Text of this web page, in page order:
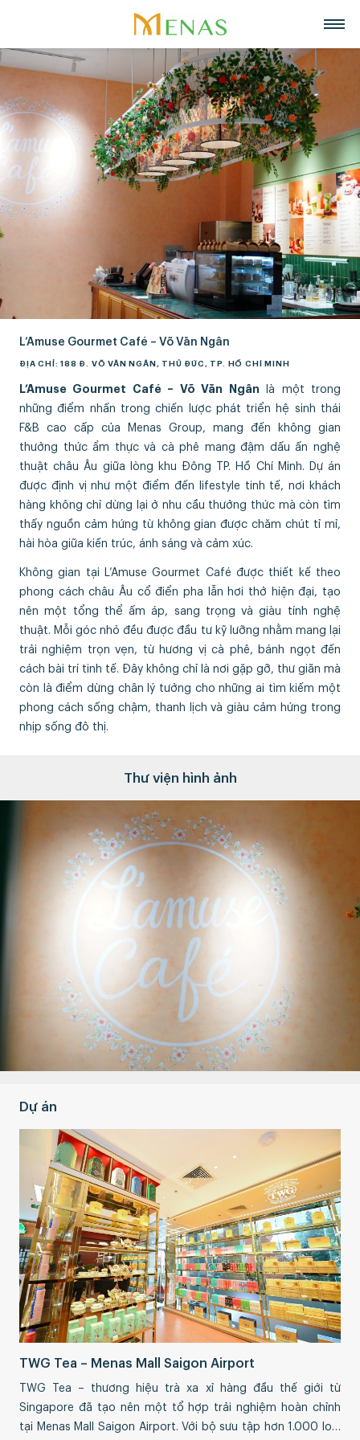
Trang chủ
Về chúng tôi
Về Menas Group
Tầm nhìn, sứ mệnh, giá trị cốt lõi
Menas & Cam Kết ESG
Trách nhiệm xã hội
Giải thưởng
Dự án tiêu biểu
Lĩnh vực hoạt động
Siêu thị
Bán lẻ
Mỹ phẩm & Nước hoa
Quản lý tài sản
Khách sạn & Nghỉ dưỡng
Tin tức & Sự kiện
Tuyển dụng
Trở thành đối tác
Liên hệ
English
中文
L’Amuse Gourmet Café – Võ Văn Ngân
ĐỊA CHỈ: 188 Đ. VÕ VĂN NGÂN, THỦ ĐỨC, TP. HỒ CHÍ MINH
L’Amuse Gourmet Café – Võ Văn Ngân là một trong
những điểm nhấn trong chiến lược phát triển hệ sinh thái
F&B cao cấp của Menas Group, mang đến không gian
thưởng thức ẩm thực và cà phê mang đậm dấu ấn nghệ
thuật châu Âu giữa lòng khu Đông TP. Hồ Chí Minh. Dự án
được định vị như một điểm đến lifestyle tinh tế, nơi khách
hàng không chỉ dừng lại ở nhu cầu thưởng thức mà còn tìm
thấy nguồn cảm hứng từ không gian được chăm chút tỉ mỉ,
hài hòa giữa kiến trúc, ánh sáng và cảm xúc.
Không gian tại L’Amuse Gourmet Café được thiết kế theo
phong cách châu Âu cổ điển pha lẫn hơi thở hiện đại, tạo
nên một tổng thể ấm áp, sang trọng và giàu tính nghệ
thuật. Mỗi góc nhỏ đều được đầu tư kỹ lưỡng nhằm mang lại
trải nghiệm trọn vẹn, từ hương vị cà phê, bánh ngọt đến
cách bài trí tinh tế. Đây không chỉ là nơi gặp gỡ, thư giãn mà
còn là điểm dừng chân lý tưởng cho những ai tìm kiếm một
phong cách sống chậm, thanh lịch và giàu cảm hứng trong
nhịp sống đô thị.
Thư viện hình ảnh
Dự án
TWG Tea – Menas Mall Saigon Airport
TWG Tea – thương hiệu trà xa xỉ hàng đầu thế giới từ
Singapore đã tạo nên một tổ hợp trải nghiệm hoàn chỉnh
tại Menas Mall Saigon Airport. Với bộ sưu tập hơn 1.000 loại